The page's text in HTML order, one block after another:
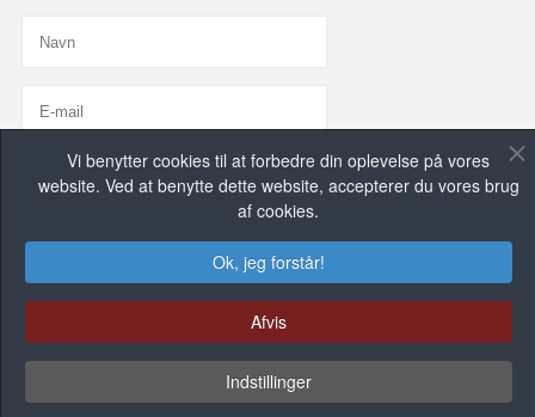
Vi benytter cookies til at forbedre din oplevelse på vores
website. Ved at benytte dette website, accepterer du vores brug
af cookies.
Ok, jeg forstår!
Afvis
Indstillinger
Jeg er enig medPrivatlivspolitik
FIND OS PÅ DE SOCIALE MEDIER